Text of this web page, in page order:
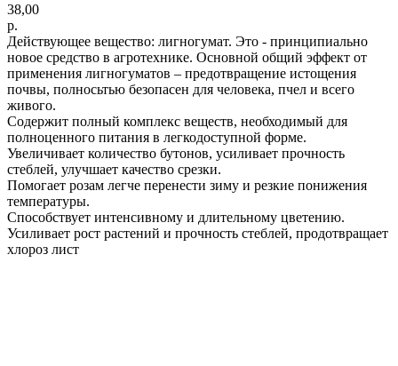
38,00
р.
Действующее вещество: лигногумат. Это - принципиально
новое средство в агротехнике. Основной общий эффект от
применения лигногуматов – предотвращение истощения
почвы, полносьтью безопасен для человека, пчел и всего
живого.
Содержит полный комплекс веществ, необходимый для
полноценного питания в легкодоступной форме.
Увеличивает количество бутонов, усиливает прочность
стеблей, улучшает качество срезки.
Помогает розам легче перенести зиму и резкие понижения
температуры.
Способствует интенсивному и длительному цветению.
Усиливает рост растений и прочность стеблей, продотвращает
хлороз лист